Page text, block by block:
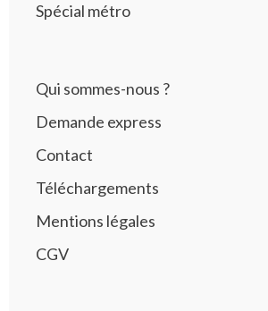
Spécial métro
Qui sommes-nous ?
Demande express
Contact
Téléchargements
Mentions légales
CGV